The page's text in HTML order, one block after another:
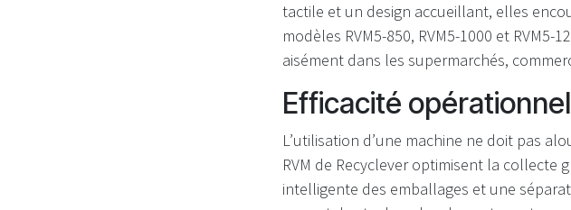
tactile et un design accueillant, elles
modèles RVM5-850, RVM5-1000 et
aisément dans les supermarchés,
Efficacité
L’utilisation d’une machine ne doit pas
RVM de Recyclever optimisent la collecte
intelligente des emballages et une